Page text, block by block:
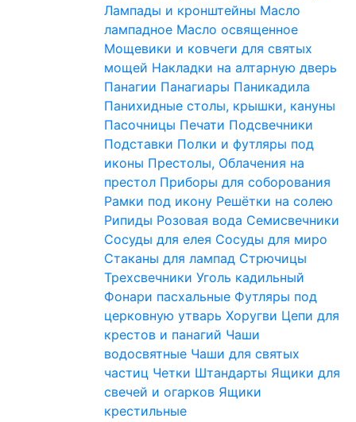
Лампады и кронштейны Масло
лампадное Масло освященное
Мощевики и ковчеги для святых
мощей Накладки на алтарную дверь
Панагии Панагиары Паникадила
Панихидные столы, крышки, кануны
Пасочницы Печати Подсвечники
Подставки Полки и футляры под
иконы Престолы, Облачения на
престол Приборы для соборования
Рамки под икону Решётки на солею
Рипиды Розовая вода Семисвечники
Сосуды для елея Сосуды для миро
Стаканы для лампад Стрючицы
Трехсвечники Уголь кадильный
Фонари пасхальные Футляры под
церковную утварь Хоругви Цепи для
крестов и панагий Чаши
водосвятные Чаши для святых
частиц Четки Штандарты Ящики для
свечей и огарков Ящики
крестильные